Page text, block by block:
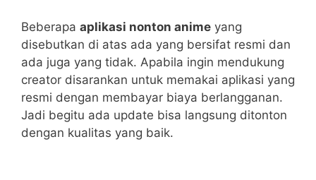
Beberapa aplikasi nonton anime yang
disebutkan di atas ada yang bersifat resmi dan
ada juga yang tidak. Apabila ingin mendukung
creator disarankan untuk memakai aplikasi yang
resmi dengan membayar biaya berlangganan.
Jadi begitu ada update bisa langsung ditonton
dengan kualitas yang baik.